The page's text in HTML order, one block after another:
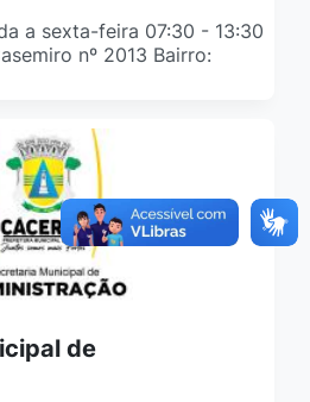
a sexta-feira 07:30 - 13:30
nº 2013 Bairro:
de